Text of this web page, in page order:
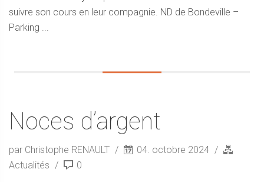
suivre son cours en leur compagnie. ND de Bondeville –
Parking ...
Noces d’argent
par Christophe RENAULT
04. octobre 2024
Actualités
0